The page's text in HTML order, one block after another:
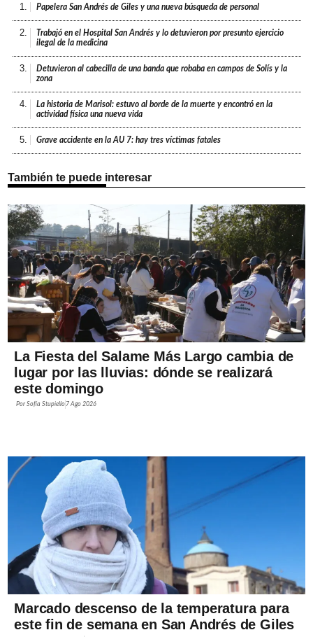
1. Papelera San Andrés de Giles y una nueva búsqueda de personal
2.
Trabajó en el Hospital San Andrés y lo detuvieron por presunto ejercicio
ilegal de la medicina
3.
Detuvieron al cabecilla de una banda que robaba en campos de Solís y la
zona
4.
La historia de Marisol: estuvo al borde de la muerte y encontró en la
actividad física una nueva vida
5. Grave accidente en la AU 7: hay tres víctimas fatales
También te puede interesar
La Fiesta del Salame Más Largo cambia de
lugar por las lluvias: dónde se realizará
este domingo
PorSofía Stupiello 7 Ago 2026
Marcado descenso de la temperatura para
este fin de semana en San Andrés de Giles